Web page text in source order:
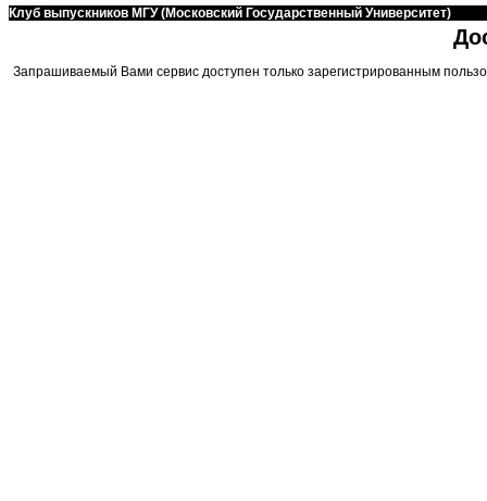
Клуб выпускников МГУ (Московский Государственный Университет)
Запрашиваемый Вами сервис доступен только зарегистрированным